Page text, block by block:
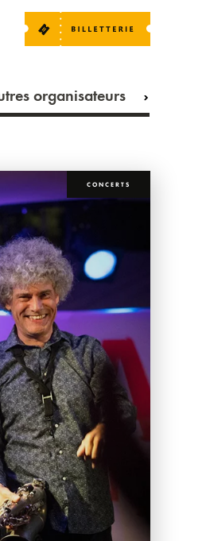
organisateurs
CONCERTS